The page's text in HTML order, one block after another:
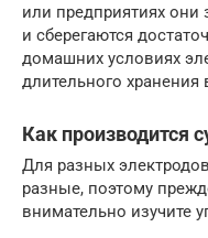
или предприятиях они
и сберегаются
домашних условиях
длительного хранения
Как производится
Для разных
разные, поэтому
внимательно изучите